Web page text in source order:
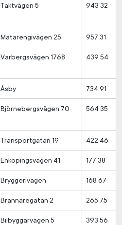
Taktvägen 5 943 32
Matarengivägen 25 957 31
Varbergsvägen 1768 439 54
Åsby 734 91
Björnebergsvägen 70 564 35
Transportgatan 19 422 46
Enköpingsvägen 41 177 38
Bryggerivägen 168 67
Brännaregatan 2 265 75
Bilbyggarvägen 5 393 56